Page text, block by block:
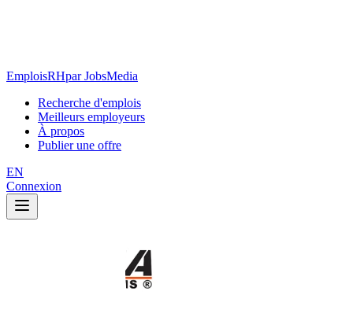
EmploisRHpar JobsMedia
Recherche d'emplois
Meilleurs employeurs
À propos
Publier une offre
EN
Connexion